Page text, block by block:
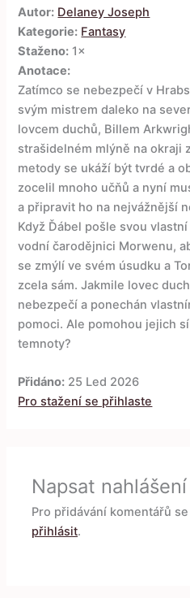
Autor: Delaney Joseph
Kategorie: Fantasy
Staženo: 1×
Anotace:
Zatímco se nebezpečí v
svým mistrem daleko na
lovcem duchů, Billem
strašidelném mlýně na okraji
metody se ukáží být tvrdé a
zocelil mnoho učňů a nyní
a připravit ho na nejvážnější
Když Ďábel pošle svou
vodní čarodějnici Morwenu,
se zmýlí ve svém úsudku a
zcela sám. Jakmile lovec
nebezpečí a ponechán
pomoci. Ale pomohou jejich
temnoty?
Přidáno: 25 Led 2026
Pro stažení se přihlaste
Napsat nahlášení
Pro přidávání komentářů
přihlásit.